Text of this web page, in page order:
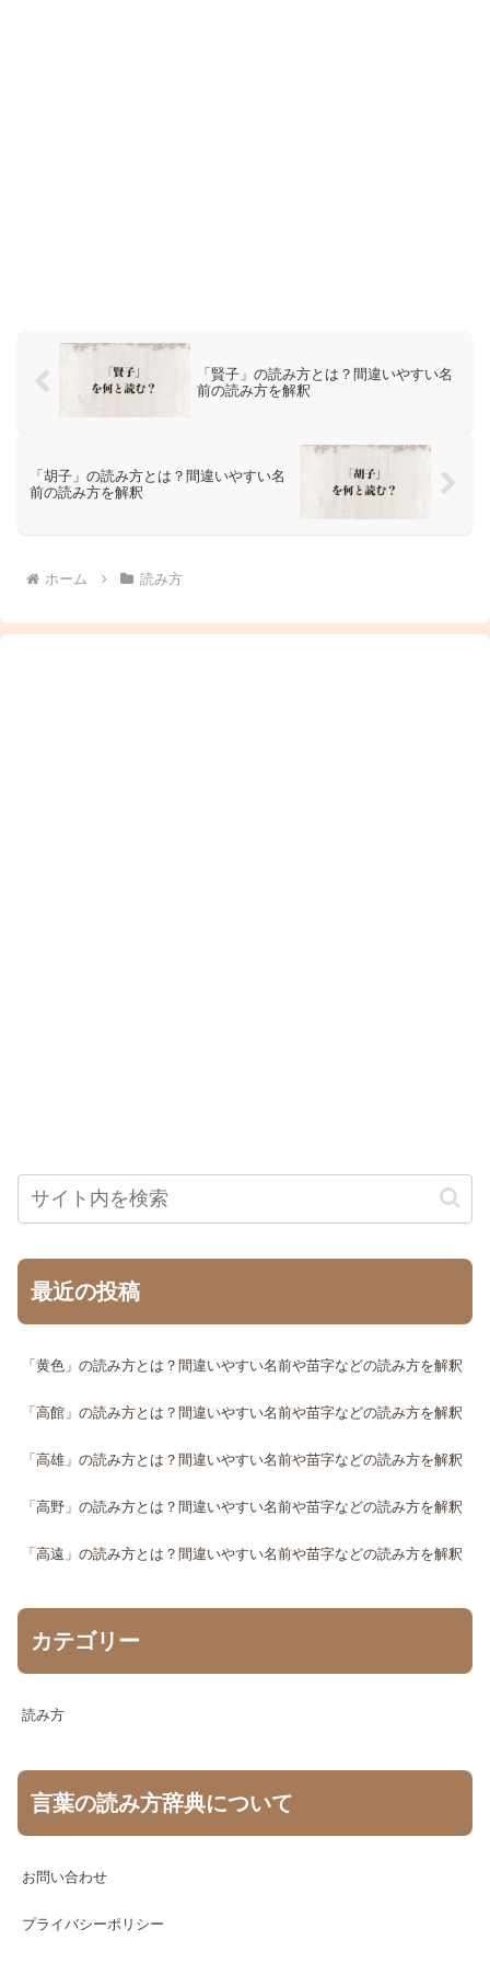
「賢子」の読み方とは？間違いやすい名
前の読み方を解釈
「胡子」の読み方とは？間違いやすい名
前の読み方を解釈
ホーム 読み方
最近の投稿
「黄色」の読み方とは？間違いやすい名前や苗字などの読み方を解釈
「高館」の読み方とは？間違いやすい名前や苗字などの読み方を解釈
「高雄」の読み方とは？間違いやすい名前や苗字などの読み方を解釈
「高野」の読み方とは？間違いやすい名前や苗字などの読み方を解釈
「高遠」の読み方とは？間違いやすい名前や苗字などの読み方を解釈
カテゴリー
読み方
言葉の読み方辞典について
お問い合わせ
プライバシーポリシー